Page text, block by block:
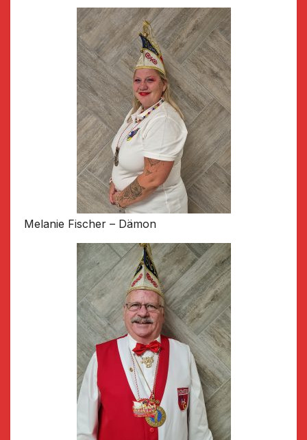
Melanie Fischer – Dämon